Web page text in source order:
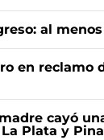
al menos
en
cayó
Plata y